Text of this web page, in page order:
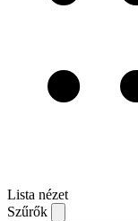
Lista nézet
Szűrők